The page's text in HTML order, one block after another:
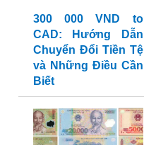
300 000 VND to
CAD: Hướng Dẫn
Chuyển Đổi Tiền Tệ
và Những Điều Cần
Biết